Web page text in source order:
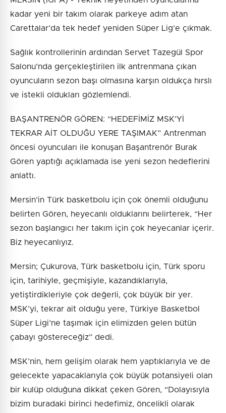
kadar yeni bir takım olarak parkeye adım atan
Carettalar’da tek hedef yeniden Süper Lig’e çıkmak.
Sağlık kontrollerinin ardından Servet Tazegül Spor
Salonu’nda gerçekleştirilen ilk antrenmana çıkan
oyuncuların sezon başı olmasına karşın oldukça hırslı
ve istekli oldukları gözlemlendi.
BAŞANTRENÖR GÖREN: “HEDEFİMİZ MSK’Yİ
TEKRAR AİT OLDUĞU YERE TAŞIMAK” Antrenman
öncesi oyuncuları ile konuşan Başantrenör Burak
Gören yaptığı açıklamada ise yeni sezon hedeflerini
anlattı.
Mersin’in Türk basketbolu için çok önemli olduğunu
belirten Gören, heyecanlı olduklarını belirterek, “Her
sezon başlangıcı her takım için çok heyecanlar içerir.
Biz heyecanlıyız.
Mersin; Çukurova, Türk basketbolu için, Türk sporu
için, tarihiyle, geçmişiyle, kazandıklarıyla,
yetiştirdikleriyle çok değerli, çok büyük bir yer.
MSK’yi, tekrar ait olduğu yere, Türkiye Basketbol
Süper Ligi’ne taşımak için elimizden gelen bütün
çabayı göstereceğiz” dedi.
MSK’nin, hem gelişim olarak hem yaptıklarıyla ve de
gelecekte yapacaklarıyla çok büyük potansiyeli olan
bir kulüp olduğuna dikkat çeken Gören, “Dolayısıyla
bizim buradaki birinci hedefimiz, öncelikli olarak